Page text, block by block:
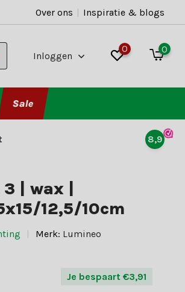
Over ons | Inspiratie & blogs
Inloggen
0 0
Sale
8,9
| wax |
12,5/10cm
Merk: Lumineo
Je bespaart €3,91